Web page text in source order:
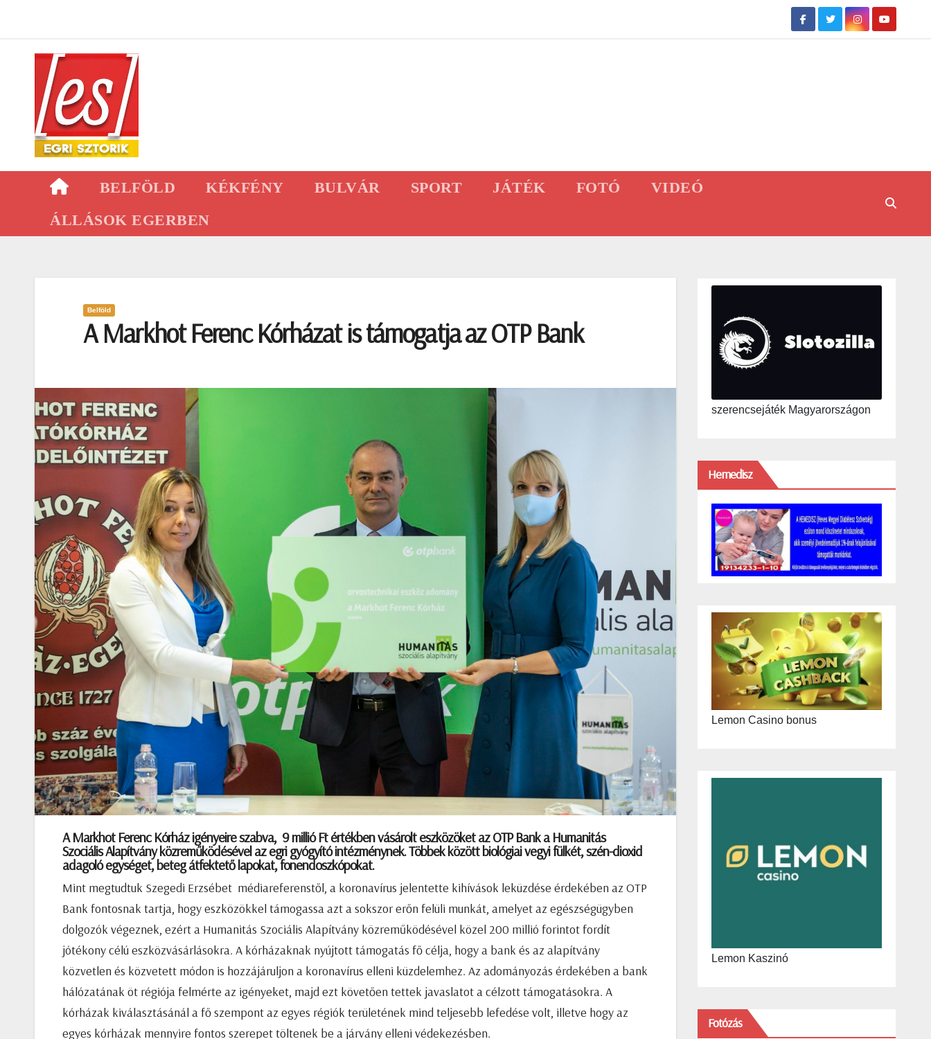
content
BELFÖLD KÉKFÉNY BULVÁR SPORT JÁTÉK FOTÓ
VIDEÓ
ÁLLÁSOK EGERBEN
Belföld
A Markhot Ferenc Kórházat is támogatja az OTP Bank
A Markhot Ferenc Kórház igényeire szabva, 9 millió Ft értékben vásárolt eszközöket az OTP Bank a Humanitás
Szociális Alapítvány közreműködésével az egri gyógyító intézménynek. Többek között biológiai vegyi fülkét, szén-dioxid
adagoló egységet, beteg átfektető lapokat, fonendoszkópokat.
Mint megtudtuk Szegedi Erzsébet médiareferenstől, a koronavírus jelentette kihívások leküzdése érdekében az OTP
Bank fontosnak tartja, hogy eszközökkel támogassa azt a sokszor erőn felüli munkát, amelyet az egészségügyben
dolgozók végeznek, ezért a Humanitás Szociális Alapítvány közreműködésével közel 200 millió forintot fordít
jótékony célú eszközvásárlásokra. A kórházaknak nyújtott támogatás fő célja, hogy a bank és az alapítvány
közvetlen és közvetett módon is hozzájáruljon a koronavírus elleni küzdelemhez. Az adományozás érdekében a bank
hálózatának öt régiója felmérte az igényeket, majd ezt követően tettek javaslatot a célzott támogatásokra. A
kórházak kiválasztásánál a fő szempont az egyes régiók területének mind teljesebb lefedése volt, illetve hogy az
egyes kórházak mennyire fontos szerepet töltenek be a járvány elleni védekezésben.
szerencsejáték Magyarországon
Hemedisz
Lemon Casino bonus
Lemon Kaszinó
Fotózás